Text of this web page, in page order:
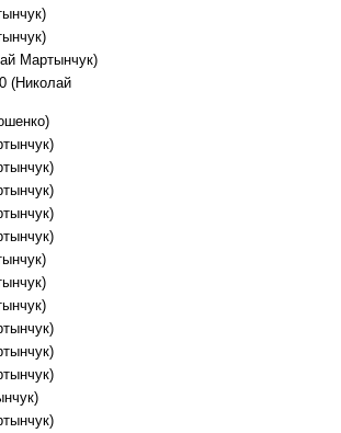
Мартынчук)
(Николай